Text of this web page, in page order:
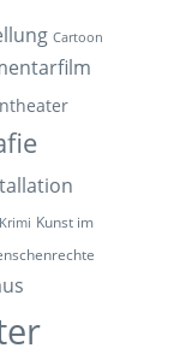
Cartoon
Krimi Kunst im